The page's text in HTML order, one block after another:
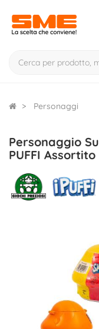
Personaggi
Personaggio
PUFFI Assortito